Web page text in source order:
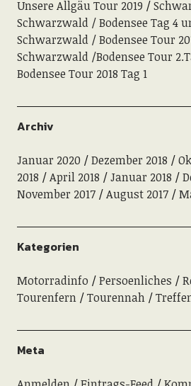
Unsere Allgäu Tour 2019
Schwarzwald / Bodensee Tag 4
Schwarzwald / Bodensee Tour
Schwarzwald /Bodensee Tour
Bodensee Tour 2018 Tag 1
Archiv
Januar 2020 Dezember 2018
2018
April 2018 Januar 2018
November 2017
August 2017
Kategorien
Motorradinfo Persoenliches
Tourenfern
Tourennah
Meta